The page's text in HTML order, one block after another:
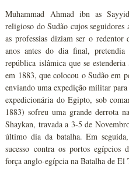
Muhammad Ahmad ibn as
religioso do Sudão cujos
as professias diziam ser o redentor
anos antes do dia final,
república islâmica que se
em 1883, que colocou o Sudão em
enviando uma expedição militar
expedicionária do Egipto, sob
1883) sofreu uma grande derrota
Shaykan, travada a 3-5 de
último dia da batalha. Em
sucesso contra os portos
força anglo-egípcia na Batalha de El